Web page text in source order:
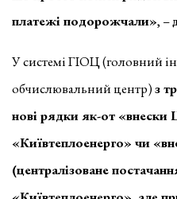
платежі подорожчали», –
У системі ГІОЦ (головний
обчислювальний центр)з
нові рядки як-от
«Київтеплоенерго» чи
(централізоване